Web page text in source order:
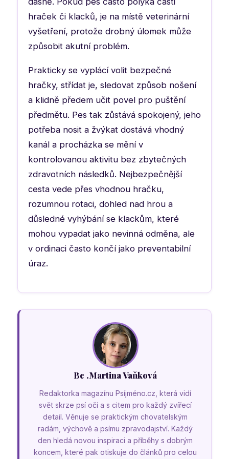
hraček či klacků, je na místě veterinární
vyšetření, protože drobný úlomek může
způsobit akutní problém.
Prakticky se vyplácí volit bezpečné
hračky, střídat je, sledovat způsob nošení
a klidně předem učit povel pro puštění
předmětu. Pes tak zůstává spokojený, jeho
potřeba nosit a žvýkat dostává vhodný
kanál a procházka se mění v
kontrolovanou aktivitu bez zbytečných
zdravotních následků. Nejbezpečnější
cesta vede přes vhodnou hračku,
rozumnou rotaci, dohled nad hrou a
důsledné vyhýbání se klackům, které
mohou vypadat jako nevinná odměna, ale
v ordinaci často končí jako preventabilní
úraz.
Bc .Martina Vaňková
Redaktorka magazínu Psíjméno.cz, která vidí
svět skrze psí oči a s citem pro každý zvířecí
detail. Věnuje se praktickým chovatelským
radám, výchově a psímu zpravodajství. Každý
den hledá novou inspiraci a příběhy s dobrým
koncem, které pak otiskuje do článků pro celou